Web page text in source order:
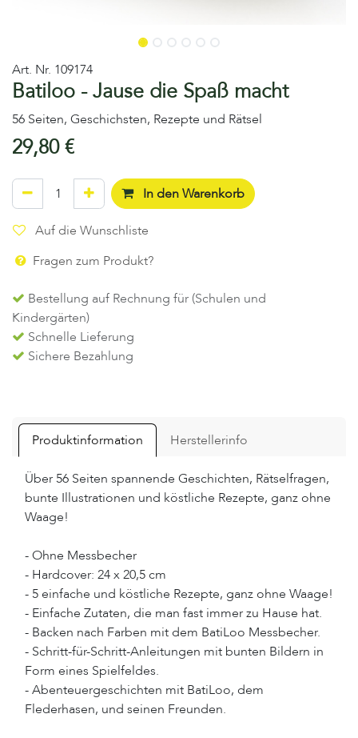
Art. Nr. 109174
Batiloo - Jause die Spaß macht
56 Seiten, Geschichsten, Rezepte und Rätsel
29,80€
In den Warenkorb
Auf die Wunschliste
Fragen zum Produkt?
Bestellung auf Rechnung für (Schulen und
Kindergärten)
Schnelle Lieferung
Sichere Bezahlung
Produktinformation Herstellerinfo
Über 56 Seiten spannende Geschichten, Rätselfragen,
bunte Illustrationen und köstliche Rezepte, ganz ohne
Waage!
- Ohne Messbecher
- Hardcover: 24 x 20,5 cm
- 5 einfache und köstliche Rezepte, ganz ohne Waage!
- Einfache Zutaten, die man fast immer zu Hause hat.
- Backen nach Farben mit dem BatiLoo Messbecher.
- Schritt-für-Schritt-Anleitungen mit bunten Bildern in
Form eines Spielfeldes.
- Abenteuergeschichten mit BatiLoo, dem
Flederhasen, und seinen Freunden.